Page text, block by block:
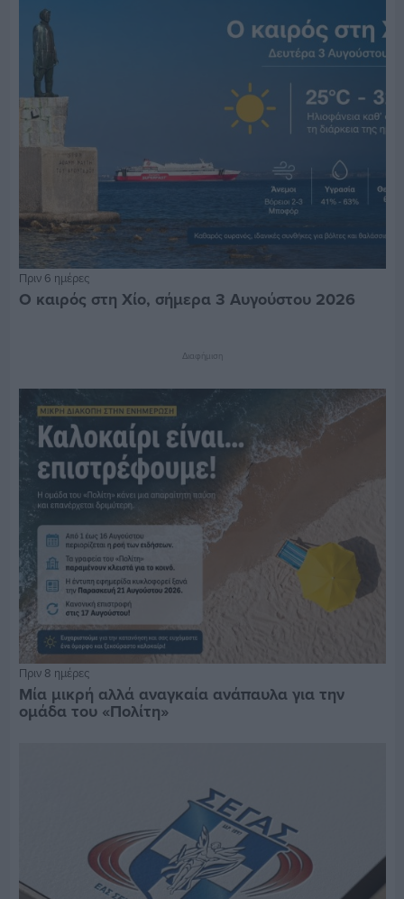
Πριν 6 ημέρες
Ο καιρός στη Χίο, σήμερα 3 Αυγούστου 2026
Διαφήμιση
Πριν 8 ημέρες
Μία μικρή αλλά αναγκαία ανάπαυλα για την
ομάδα του «Πολίτη»